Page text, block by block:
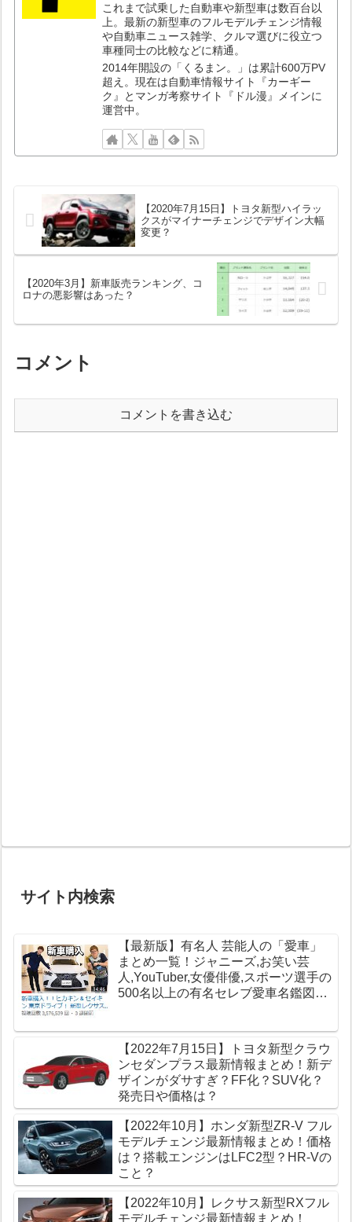
これまで試乗した自動車や新型車は数百台以
上。最新の新型車のフルモデルチェンジ情報
や自動車ニュース雑学、クルマ選びに役立つ
車種同士の比較などに精通。
2014年開設の「くるまン。」は累計600万PV
超え。現在は自動車情報サイト『カーギー
ク』とマンガ考察サイト『ドル漫』メインに
運営中。
【2020年7月15日】トヨタ新型ハイラッ
クスがマイナーチェンジでデザイン大幅
変更？
【2020年3月】新車販売ランキング、コ
ロナの悪影響はあった？
コメント
コメントを書き込む
サイト内検索
【最新版】有名人 芸能人の「愛車」
まとめ一覧！ジャニーズ,お笑い芸
人,YouTuber,女優俳優,スポーツ選手の
500名以上の有名セレブ愛車名鑑図鑑
【2022年7月15日】トヨタ新型クラウ
ンセダンプラス最新情報まとめ！新デ
ザインがダサすぎ？FF化？SUV化？
発売日や価格は？
【2022年10月】ホンダ新型ZR-V フル
モデルチェンジ最新情報まとめ！価格
は？搭載エンジンはLFC2型？HR-Vの
こと？
【2022年10月】レクサス新型RXフル
モデルチェンジ最新情報まとめ！